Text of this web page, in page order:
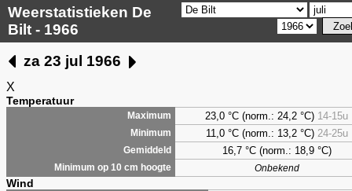
Weerstatistieken De
Bilt - 1966
za 23 jul 1966
X
Temperatuur
Maximum 23,0 °C (norm.: 24,2 °C) 14-15u
Minimum 11,0 °C (norm.: 13,2 °C) 24-25u
Gemiddeld 16,7 °C (norm.: 18,9 °C)
Minimum op 10 cm hoogte Onbekend
Wind